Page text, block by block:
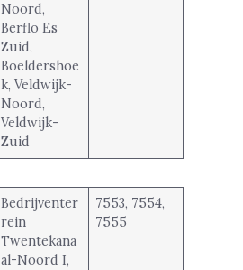
Noord,
Berflo Es
Zuid,
Boeldershoe
k, Veldwijk-
Noord,
Veldwijk-
Zuid
Bedrijventer
rein
Twentekana
al-Noord I,
7553, 7554,
7555